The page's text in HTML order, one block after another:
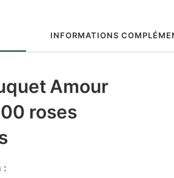
INFORMATIONS
Amour
roses
: